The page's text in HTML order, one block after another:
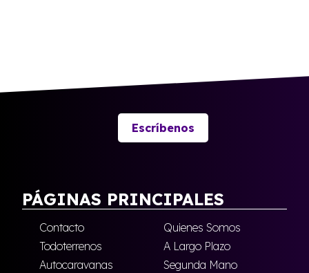
Escríbenos
PÁGINAS PRINCIPALES
Contacto
Quienes Somos
Todoterrenos
A Largo Plazo
Autocaravanas
Segunda Mano